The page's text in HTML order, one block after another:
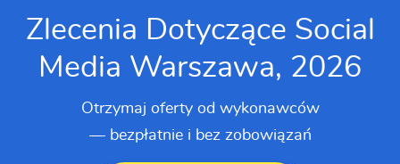
Zlecenia Dotyczące Social
Media Warszawa, 2026
Otrzymaj oferty od wykonawców
— bezpłatnie i bez zobowiązań